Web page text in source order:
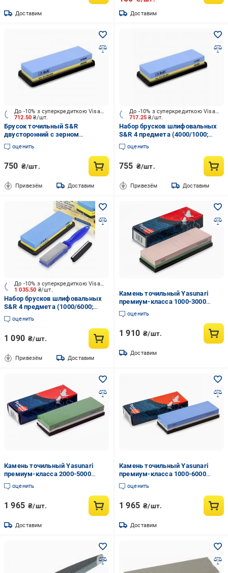
Доставим Доставим
712.50₴/шт.
До -10% з суперкредиткою Visa Вигода
Брусок точильный S&R
двусторонний с зерном
1000/6000 123100600
оценить
750 ₴/шт.
Привезём Доставим
717.25₴/шт.
До -10% з суперкредиткою Visa Вигода
Набор брусков шлифовальных
S&R 4 предмета (4000/1000;
120/240) 123100402
оценить
755 ₴/шт.
Привезём Доставим
1 035.50 ₴/шт.
До -10% з суперкредиткою Visa Вигода
Набор брусков шлифовальных
S&R 4 предмета (1000/6000;
120/240) 123100602
оценить
1 090 ₴/шт.
Привезём Доставим
Камень точильный Yasunari
премиум-класса 1000-3000
(9010010)
оценить
1 910 ₴/шт.
Доставим
Камень точильный Yasunari
премиум-класса 2000-5000
(9010020)
оценить
1 965 ₴/шт.
Доставим
Камень точильный Yasunari
премиум-класса 1000-6000
(9010015)
оценить
1 965 ₴/шт.
Доставим